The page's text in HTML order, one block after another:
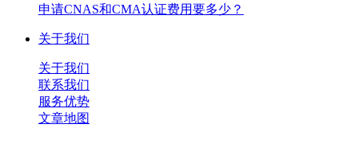
申请CNAS和CMA认证费用要多少？
关于我们
关于我们
联系我们
服务优势
文章地图